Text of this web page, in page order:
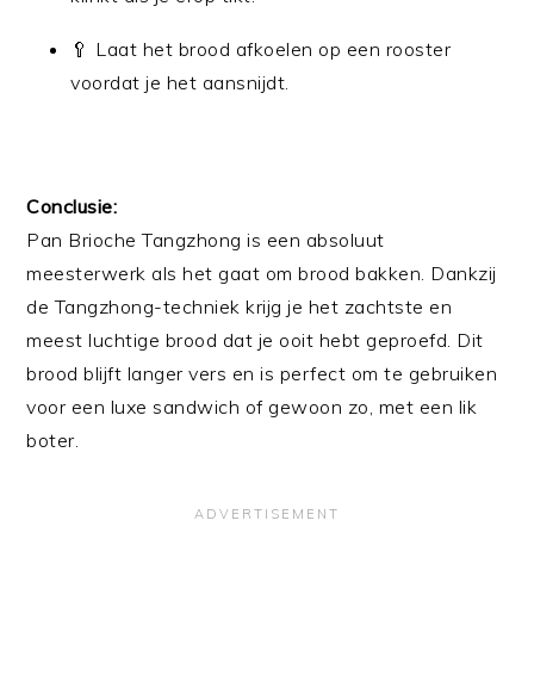
🥄 Laat het brood afkoelen op een rooster
voordat je het aansnijdt.
Conclusie:
Pan Brioche Tangzhong is een absoluut
meesterwerk als het gaat om brood bakken. Dankzij
de Tangzhong-techniek krijg je het zachtste en
meest luchtige brood dat je ooit hebt geproefd. Dit
brood blijft langer vers en is perfect om te gebruiken
voor een luxe sandwich of gewoon zo, met een lik
boter.